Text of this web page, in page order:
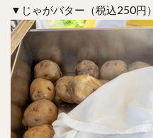
▼じゃがバター（税込250円）